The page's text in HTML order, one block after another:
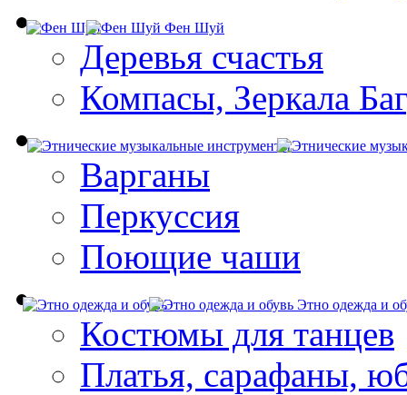
Фен Шуй
Деревья счастья
Компасы, Зеркала
Варганы
Перкуссия
Поющие чаши
Этно одежда и
Костюмы для танцев
Платья, сарафаны,